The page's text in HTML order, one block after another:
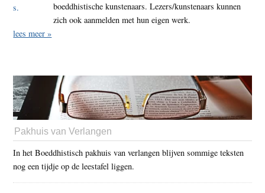
boeddhistische kunstenaars. Lezers/kunstenaars kunnen
zich ook aanmelden met hun eigen werk.
lees meer »
Pakhuis van Verlangen
In het Boeddhistisch pakhuis van verlangen blijven sommige teksten
nog een tijdje op de leestafel liggen.